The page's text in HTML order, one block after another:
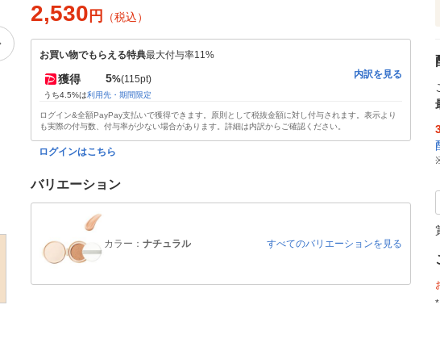
2,530 円 （税込）
お買い物でもらえる特典最大付与率11%
獲得 5%(115pt)
うち4.5%は利用先・期間限定
内訳を見る
ログイン&全額PayPay支払いで獲得できます。原則として税抜金額に対し付与されます。表示より
も実際の付与数、付与率が少ない場合があります。詳細は内訳からご確認ください。
ログインはこちら
バリエーション
カラー： ナチュラル すべてのバリエーションを見る